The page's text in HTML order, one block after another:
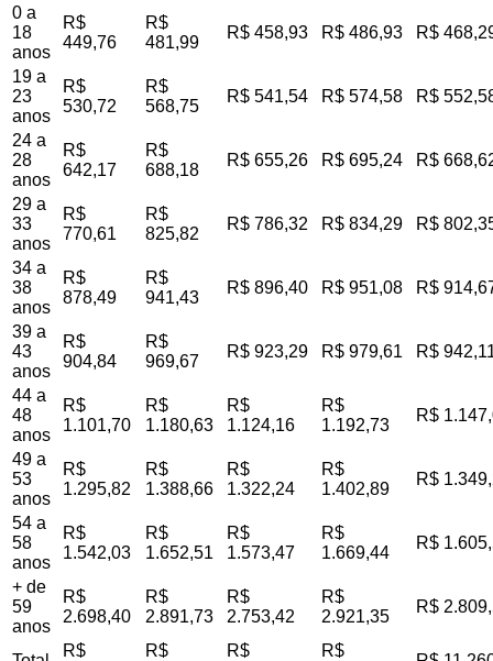
0 a
18
anos
R$
449,76
R$
481,99
R$ 458,93 R$ 486,93 R$
19 a
23
anos
R$
530,72
R$
568,75
R$ 541,54 R$ 574,58 R$
24 a
28
anos
R$
642,17
R$
688,18
R$ 655,26 R$ 695,24 R$
29 a
33
anos
R$
770,61
R$
825,82
R$ 786,32 R$ 834,29 R$
34 a
38
anos
R$
878,49
R$
941,43
R$ 896,40 R$ 951,08 R$
39 a
43
anos
R$
904,84
R$
969,67
R$ 923,29 R$ 979,61 R$
44 a
48
anos
R$
1.101,70
R$
1.180,63
R$
1.124,16
R$
1.192,73
R$
49 a
53
anos
R$
1.295,82
R$
1.388,66
R$
1.322,24
R$
1.402,89
R$
54 a
58
anos
R$
1.542,03
R$
1.652,51
R$
1.573,47
R$
1.669,44
R$
+ de
59
anos
R$
2.698,40
R$
2.891,73
R$
2.753,42
R$
2.921,35
R$
R$
R$
R$
R$